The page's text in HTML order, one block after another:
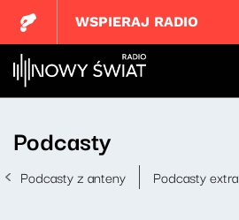
WSPIERAJ RADIO
Podcasty
Podcasty z anteny Podcasty extra